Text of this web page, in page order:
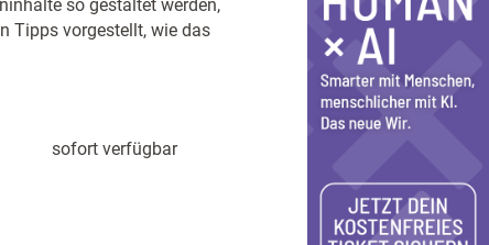
so gestaltet werden,
Tipps vorgestellt, wie das
sofort verfügbar